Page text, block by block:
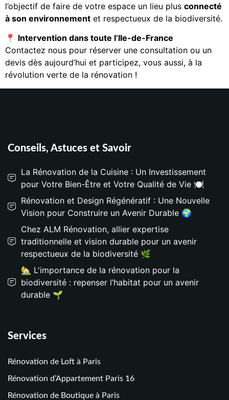
l’objectif de faire de votre espace un lieu plus connecté
à son environnement et respectueux de la biodiversité.
📍 Intervention dans toute l’Ile-de-France
Contactez nous pour réserver une consultation ou un
devis dès aujourd’hui et participez, vous aussi, à la
révolution verte de la rénovation !
Conseils, Astuces et Savoir
La Rénovation de la Cuisine : Un Investissement
pour Votre Bien-Être et Votre Qualité de Vie 🍽️
Rénovation et Design Régénératif : Une Nouvelle
Vision pour Construire un Avenir Durable 🌍
Chez ALM Rénovation, allier expertise
traditionnelle et vision durable pour un avenir
respectueux de la biodiversité 🌿
🏡 L'importance de la rénovation pour la
biodiversité : repenser l’habitat pour un avenir
durable 🌱
Services
Rénovation de Loft à Paris
Rénovation d’Appartement Paris 16
Rénovation de Boutique à Paris